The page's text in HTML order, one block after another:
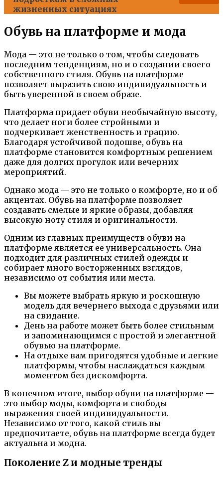
жизненных ситуациях
Обувь на платформе и мода
Мода — это не только о том, чтобы следовать
последним тенденциям, но и о создании своего
собственного стиля. Обувь на платформе
позволяет выразить свою индивидуальность и
быть уверенной в своем образе.
Платформа придает обуви необычайную высоту,
что делает ноги более стройными и
подчеркивает женственность и грацию.
Благодаря устойчивой подошве, обувь на
платформе становится комфортным решением
даже для долгих прогулок или вечерних
мероприятий.
Однако мода — это не только о комфорте, но и об
акцентах. Обувь на платформе позволяет
создавать смелые и яркие образы, добавляя
высокую ноту стиля и оригинальности.
Одним из главных преимуществ обуви на
платформе является ее универсальность. Она
подходит для различных стилей одежды и
собирает много восторженных взглядов,
независимо от события или места.
Вы можете выбрать яркую и роскошную
модель для вечернего выхода с друзьями или
на свидание.
День на работе может быть более стильным
и запоминающимся с простой и элегантной
обувью на платформе.
На отдыхе вам пригодятся удобные и легкие
платформы, чтобы наслаждаться каждым
моментом без дискомфорта.
В конечном итоге, выбор обуви на платформе —
это выбор моды, комфорта и свободы
выражения своей индивидуальности.
Независимо от того, какой стиль вы
предпочитаете, обувь на платформе всегда будет
актуальна и модна.
Поколение Z и модные тренды